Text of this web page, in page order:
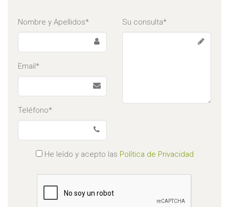
Nombre y Apellidos*
Email*
Teléfono*
Su consulta*
He leído y acepto las Política de Privacidad